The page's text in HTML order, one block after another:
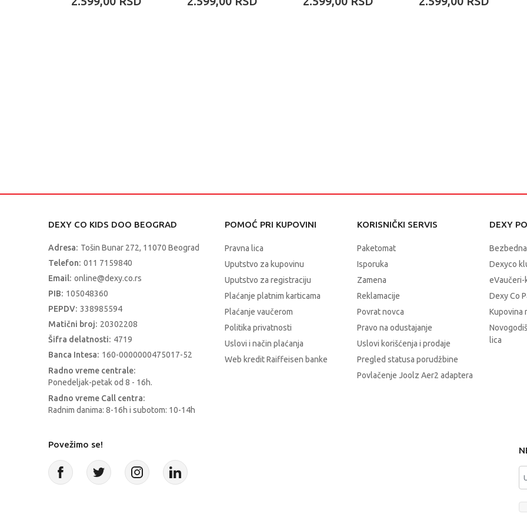
DEXY CO KIDS DOO BEOGRAD
Adresa: Tošin Bunar 272, 11070 Beograd
Telefon: 011 7159840
Email: online@dexy.co.rs
PIB: 105048360
PEPDV: 338985594
Matični broj: 20302208
Šifra delatnosti: 4719
Banca Intesa: 160-0000000475017-52
Radno vreme centrale:
Ponedeljak-petak od 8 - 16h.
Radno vreme Call centra:
Radnim danima: 8-16h i subotom: 10-14h
POMOĆ PRI KUPOVINI
Pravna lica
Uputstvo za kupovinu
Uputstvo za registraciju
Plaćanje platnim karticama
Plaćanje vaučerom
Politika privatnosti
Uslovi i način plaćanja
Web kredit Raiffeisen banke
KORISNIČKI SERVIS
Paketomat
Isporuka
Zamena
Reklamacije
Povrat novca
Pravo na odustajanje
Uslovi korišćenja i prodaje
Pregled statusa porudžbine
Povlačenje Joolz Aer2 adaptera
DEXY
Dexyco
Dexy Co
Kupovina
lica
Povežimo se!